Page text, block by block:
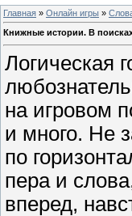
Главная » Онлайн игры »
Книжные истории. В
Логическая
на игровом
и много. Не
по
пера и
вперед,